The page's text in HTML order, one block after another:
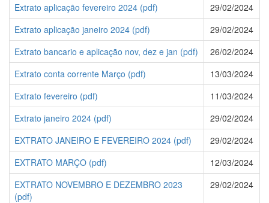
Extrato aplicação fevereiro 2024 (pdf)
29/02/2024
Extrato aplicação janeiro 2024 (pdf)
29/02/2024
Extrato bancario e aplicação nov, dez e jan (pdf)
26/02/2024
Extrato conta corrente Março (pdf)
13/03/2024
Extrato fevereiro (pdf)
11/03/2024
Extrato janeiro 2024 (pdf)
29/02/2024
EXTRATO JANEIRO E FEVEREIRO 2024 (pdf)
29/02/2024
EXTRATO MARÇO (pdf)
12/03/2024
EXTRATO NOVEMBRO E DEZEMBRO 2023
(pdf)
29/02/2024